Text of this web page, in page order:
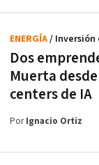
Dos
Muerta
centers de IA
ENERGÍA/ Inversión
PorIgnacio Ortiz